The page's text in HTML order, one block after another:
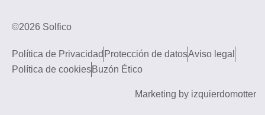
©2026 Solfico
Política de Privacidad Protección de datosAviso legal
Política de cookiesBuzón Ético
Marketing by izquierdomotter